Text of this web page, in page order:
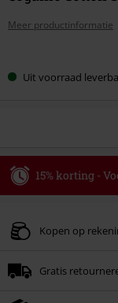
Meer productinformatie
je Uit voorraad
15% korting -
Geldig t/m 09-08-2026
Zodra je de code hebt
Kopen op
Gratis